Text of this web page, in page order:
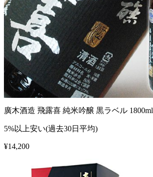
廣木酒造 飛露喜 純米吟醸 黒ラベル 1800ml
5%以上安い(過去30日平均)
¥14,200